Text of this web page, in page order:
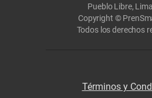
Pueblo Libre,
Copyright ©
Todos los derechos
Términos y